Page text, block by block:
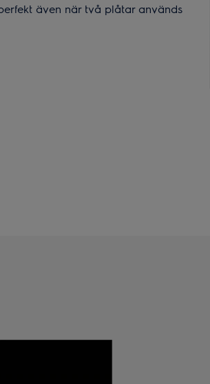
även när två plåtar används